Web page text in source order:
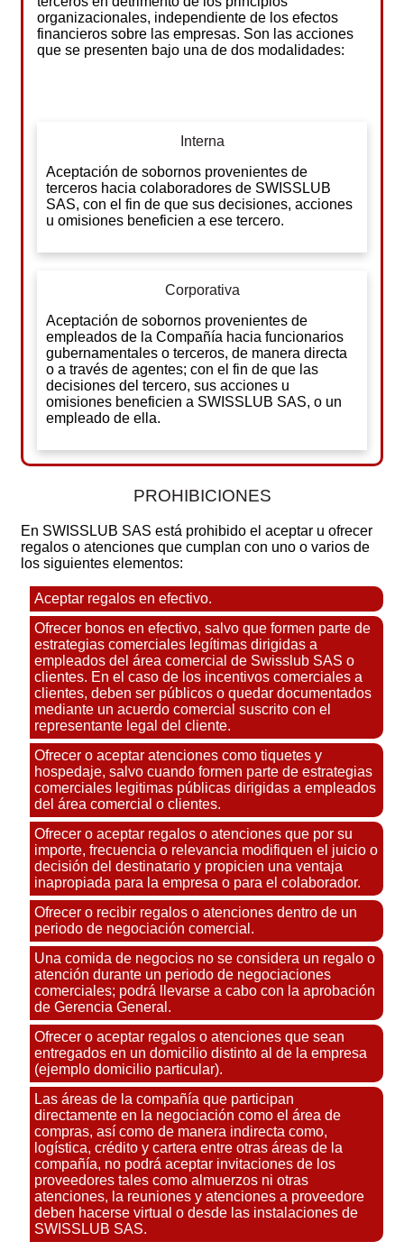
organizacionales, independiente de los efectos
financieros sobre las empresas. Son las acciones
que se presenten bajo una de dos modalidades:
Interna
Aceptación de sobornos provenientes de
terceros hacia colaboradores de SWISSLUB
SAS, con el fin de que sus decisiones, acciones
u omisiones beneficien a ese tercero.
Corporativa
Aceptación de sobornos provenientes de
empleados de la Compañía hacia funcionarios
gubernamentales o terceros, de manera directa
o a través de agentes; con el fin de que las
decisiones del tercero, sus acciones u
omisiones beneficien a SWISSLUB SAS, o un
empleado de ella.
PROHIBICIONES
En SWISSLUB SAS está prohibido el aceptar u ofrecer
regalos o atenciones que cumplan con uno o varios de
los siguientes elementos:
Aceptar regalos en efectivo.
Ofrecer bonos en efectivo, salvo que formen parte de
estrategias comerciales legítimas dirigidas a
empleados del área comercial de Swisslub SAS o
clientes. En el caso de los incentivos comerciales a
clientes, deben ser públicos o quedar documentados
mediante un acuerdo comercial suscrito con el
representante legal del cliente.
Ofrecer o aceptar atenciones como tiquetes y
hospedaje, salvo cuando formen parte de estrategias
comerciales legitimas públicas dirigidas a empleados
del área comercial o clientes.
Ofrecer o aceptar regalos o atenciones que por su
importe, frecuencia o relevancia modifiquen el juicio o
decisión del destinatario y propicien una ventaja
inapropiada para la empresa o para el colaborador.
Ofrecer o recibir regalos o atenciones dentro de un
periodo de negociación comercial.
Una comida de negocios no se considera un regalo o
atención durante un periodo de negociaciones
comerciales; podrá llevarse a cabo con la aprobación
de Gerencia General.
Ofrecer o aceptar regalos o atenciones que sean
entregados en un domicilio distinto al de la empresa
(ejemplo domicilio particular).
Las áreas de la compañía que participan
directamente en la negociación como el área de
compras, así como de manera indirecta como,
logística, crédito y cartera entre otras áreas de la
compañía, no podrá aceptar invitaciones de los
proveedores tales como almuerzos ni otras
atenciones, la reuniones y atenciones a proveedore
deben hacerse virtual o desde las instalaciones de
SWISSLUB SAS.